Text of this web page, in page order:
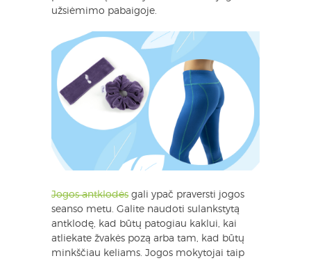
užsiėmimo pabaigoje.
Jogos antklodės gali ypač praversti jogos
seanso metu. Galite naudoti sulankstytą
antklodę, kad būtų patogiau kaklui, kai
atliekate žvakės pozą arba tam, kad būtų
minkščiau keliams. Jogos mokytojai taip